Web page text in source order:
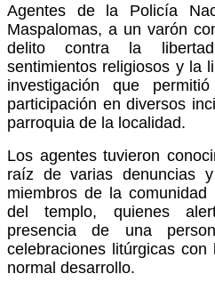
Agentes de la Policía
Maspalomas, a un varón
delito contra la
sentimientos religiosos y la
investigación que
participación en diversos
parroquia de la localidad.
Los agentes tuvieron
raíz de varias denuncias
miembros de la
del templo, quienes
presencia de una
celebraciones litúrgicas
normal desarrollo.